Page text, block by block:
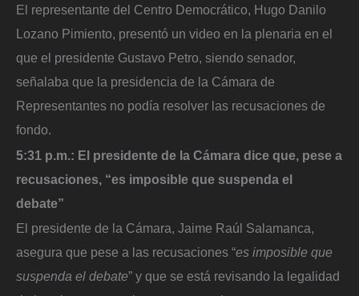
El representante del Centro Democrático, Hugo Danilo
Lozano Pimiento, presentó un video en la plenaria en el
que el presidente Gustavo Petro, siendo senador,
señalaba que la presidencia de la Cámara de
Representantes no podía resolver las recusaciones de
fondo.
5:31 p.m.: El presidente de la Cámara dice que, pese a
recusaciones, “es imposible que suspenda el
debate”
El presidente de la Cámara, Jaime Raúl Salamanca,
asegura que pese a las recusaciones “es imposible que
suspenda el debate” y que se está revisando la legalidad